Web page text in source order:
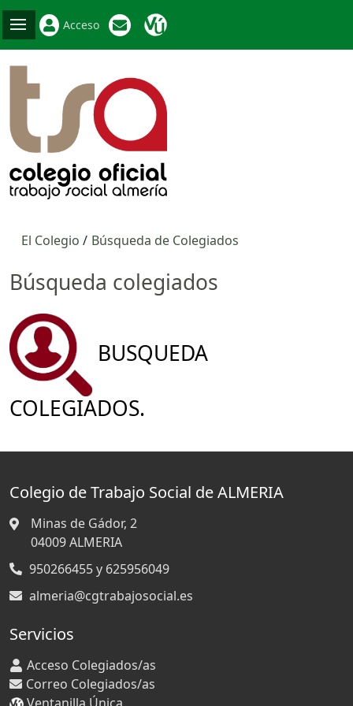
Acceso
El Colegio Búsqueda de Colegiados
Búsqueda colegiados
BUSQUEDA
COLEGIADOS.
Colegio de Trabajo Social de ALMERIA
Minas de Gádor, 2
04009ALMERIA
950266455 y 625956049
almeria@cgtrabajosocial.es
Servicios
Acceso Colegiados/as
Correo Colegiados/as